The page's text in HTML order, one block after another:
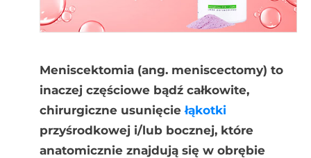
Meniscektomia (ang. meniscectomy) to
inaczej częściowe bądź całkowite,
chirurgiczne usunięciełąkotki
przyśrodkowej i/lub bocznej, które
anatomicznie znajdują się w obrębie